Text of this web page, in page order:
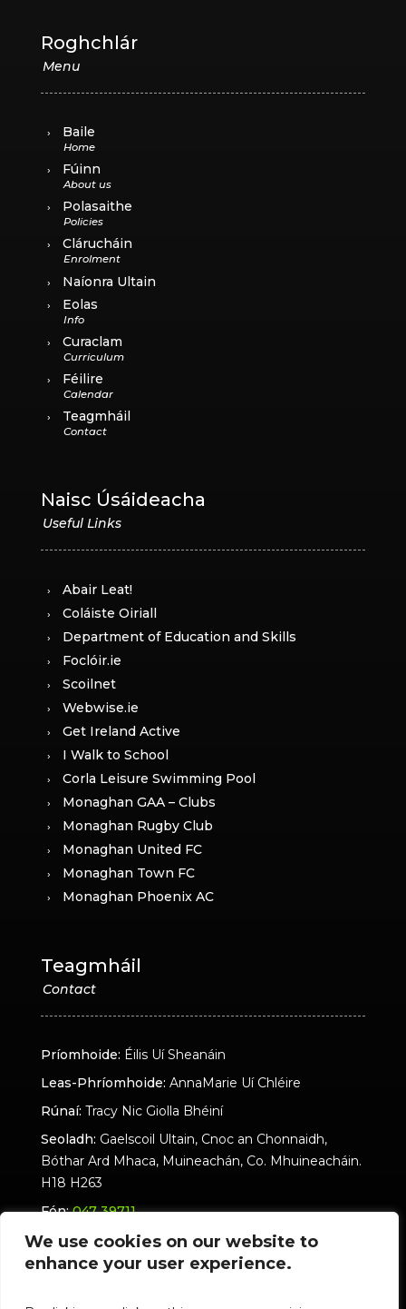
We use cookies on our website to
enhance your user experience.
Roghchlár
Baile
Fúinn
Polasaithe
Clárucháin
Naíonra Ultain
Eolas
Curaclam
Féilire
Teagmháil
Naisc Úsáideacha
Abair Leat!
Coláiste Oiriall
Department of Education and Skills
Foclóir.ie
Scoilnet
Webwise.ie
Get Ireland Active
I Walk to School
Corla Leisure Swimming Pool
Monaghan GAA – Clubs
Monaghan Rugby Club
Monaghan United FC
Monaghan Town FC
Monaghan Phoenix AC
Teagmháil
Príomhoide: Éilis Uí Sheanáin
Leas-Phríomhoide: AnnaMarie Uí Chléire
Rúnaí: Tracy Nic Giolla Bhéiní
Seoladh: Gaelscoil Ultain, Cnoc an Chonnaidh,
Bóthar Ard Mhaca, Muineachán, Co. Mhuineacháin.
H18 H263
Fón: 047 39711
Seoladh Ríomhphoist: eolas@ultain.ie
ultain.ie - Polasaí Príobháideachais